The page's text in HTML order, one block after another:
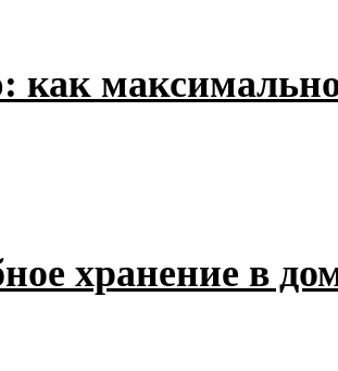
максимально
хранение в